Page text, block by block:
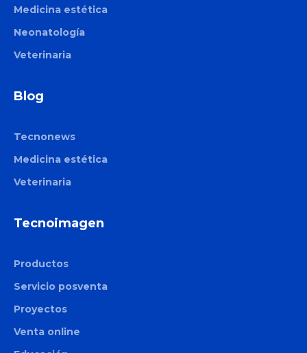
Medicina estética
Neonatología
Veterinaria
Blog
Tecnonews
Medicina estética
Veterinaria
Tecnoimagen
Productos
Servicio posventa
Proyectos
Venta online